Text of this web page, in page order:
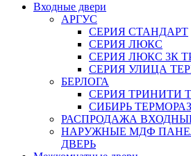
Входные двери
АРГУС
СЕРИЯ СТАНДАРТ
СЕРИЯ ЛЮКС
СЕРИЯ ЛЮКС 3К
СЕРИЯ УЛИЦА
БЕРЛОГА
СЕРИЯ ТРИНИТИ
СИБИРЬ
РАСПРОДАЖА
НАРУЖНЫЕ МДФ
ДВЕРЬ